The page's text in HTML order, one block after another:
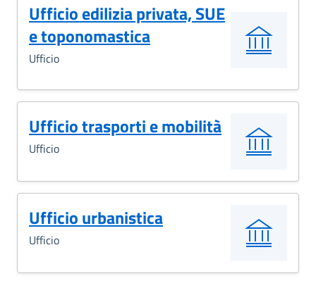
Ufficio edilizia privata, SUE
e toponomastica
Ufficio
Ufficio trasporti e mobilità
Ufficio
Ufficio urbanistica
Ufficio